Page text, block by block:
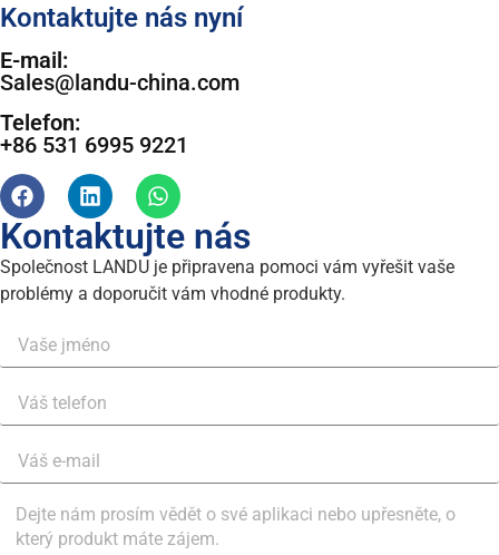
Kontaktujte nás nyní
E-mail:
Sales@landu-china.com
Telefon:
+86 531 6995 9221
Kontaktujte nás
Společnost LANDU je připravena pomoci vám vyřešit vaše
problémy a doporučit vám vhodné produkty.